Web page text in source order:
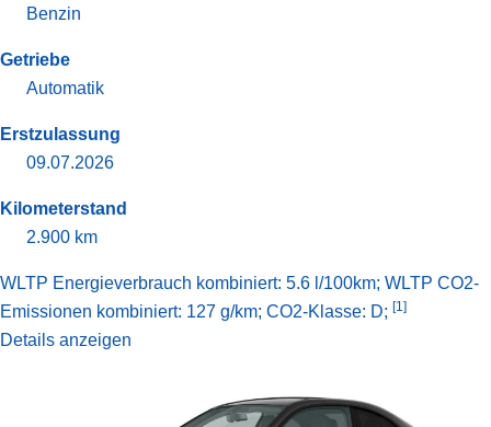
Benzin
Getriebe
Automatik
Erstzulassung
09.07.2026
Kilometerstand
2.900 km
WLTP Energieverbrauch kombiniert: 5.6 l/100km; WLTP CO2-
Emissionen kombiniert: 127 g/km; CO2-Klasse: D; [1]
Details anzeigen